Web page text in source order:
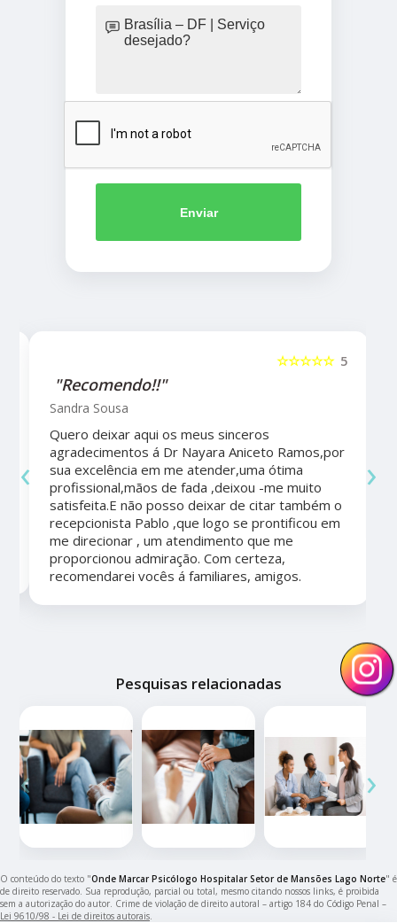
Enviar
5
☆☆☆☆☆
"Recomendo!!"
Sandra Sousa
Quero deixar aqui os meus sinceros
agradecimentos á Dr Nayara Aniceto Ramos,por
sua excelência em me atender,uma ótima
profissional,mãos de fada ,deixou -me muito
satisfeita.E não posso deixar de citar também o
recepcionista Pablo ,que logo se prontificou em
me direcionar , um atendimento que me
proporcionou admiração. Com certeza,
recomendarei vocês á familiares, amigos.
‹ ›
Pesquisas relacionadas
‹ ›
O conteúdo do texto "Onde Marcar Psicólogo Hospitalar Setor de Mansões Lago Norte" é
de direito reservado. Sua reprodução, parcial ou total, mesmo citando nossos links, é proibida
sem a autorização do autor. Crime de violação de direito autoral – artigo 184 do Código Penal –
Lei 9610/98 - Lei de direitos autorais.